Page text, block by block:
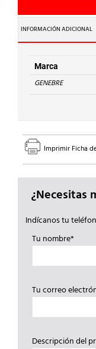
PARA
VALVULA
YORK
1/2
316004
cantidad
INFORMACIÓN ADICIONAL
Marca
GENEBRE
Imprimir Ficha
¿Necesitas
Indícanos tu
Tu nombre*
Tu correo
Descripción del